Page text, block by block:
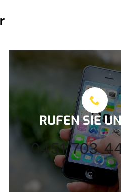
RUFEN SIE
0451 703